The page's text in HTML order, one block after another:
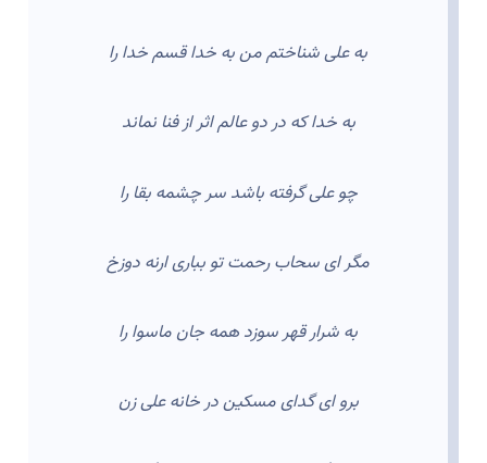
به علی شناختم من به خدا قسم خدا را
به خدا که در دو عالم اثر از فنا نماند
چو علی گرفته باشد سر چشمه بقا را
مگر ای سحاب رحمت تو بباری ارنه دوزخ
به شرار قهر سوزد همه جان ماسوا را
برو ای گدای مسکین در خانه علی زن